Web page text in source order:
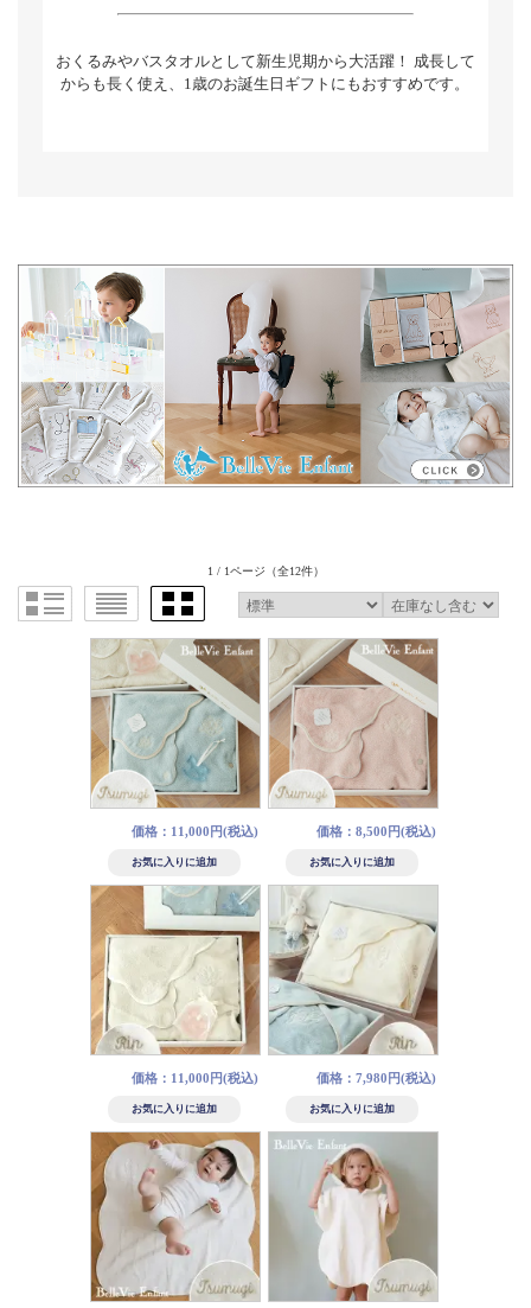
おくるみやバスタオルとして新生児期から大活躍！ 成長して
からも長く使え、1歳のお誕生日ギフトにもおすすめです。
1 / 1ページ （全12件）
価格：11,000円(税込) 価格：8,500円(税込)
価格：11,000円(税込) 価格：7,980円(税込)